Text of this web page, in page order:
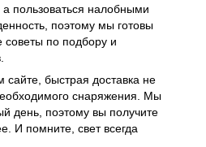
пользоваться налобными
поэтому мы готовы
советы по подбору и
сайте, быстрая доставка не
снаряжения. Мы
день, поэтому вы получите
И помните, свет всегда